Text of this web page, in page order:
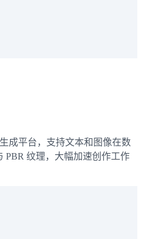
成平台，支持文本和图像在数
PBR 纹理，大幅加速创作工作